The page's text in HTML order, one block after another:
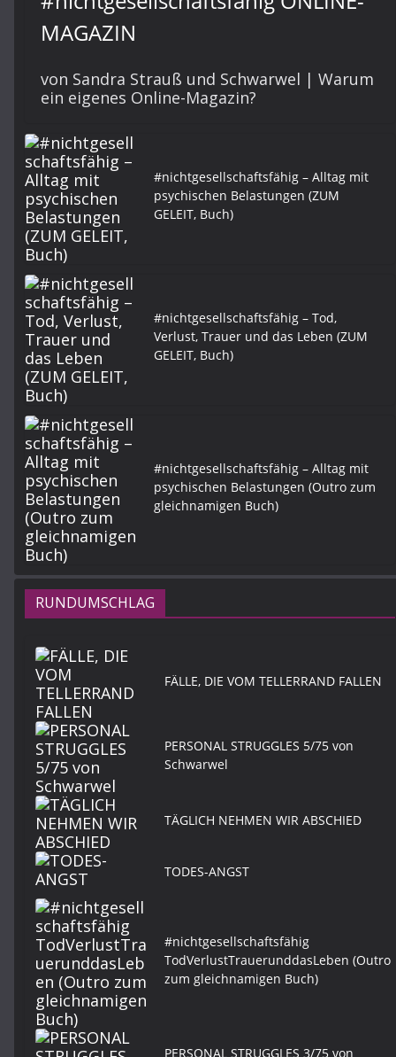
MAGAZIN
von Sandra Strauß und Schwarwel | Warum
ein eigenes Online-Magazin?
#nichtgesellschaftsfähig – Alltag mit
psychischen Belastungen (ZUM
GELEIT, Buch)
#nichtgesellschaftsfähig – Tod,
Verlust, Trauer und das Leben (ZUM
GELEIT, Buch)
#nichtgesellschaftsfähig – Alltag mit
psychischen Belastungen (Outro zum
gleichnamigen Buch)
RUNDUMSCHLAG
FÄLLE, DIE VOM TELLERRAND FALLEN
PERSONAL STRUGGLES 5/75 von
Schwarwel
TÄGLICH NEHMEN WIR ABSCHIED
TODES-ANGST
#nichtgesellschaftsfähig
TodVerlustTrauerunddasLeben (Outro
zum gleichnamigen Buch)
PERSONAL STRUGGLES 3/75 von